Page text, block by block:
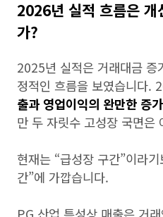
2026년 실적 흐름은 개
가?
2025년 실적은 거래대금 증
정적인 흐름을 보였습니다.
출과 영업이익의 완만한 증가
만 두 자릿수 고성장 국면은
현재는 “급성장 구간”이라
간”에 가깝습니다.